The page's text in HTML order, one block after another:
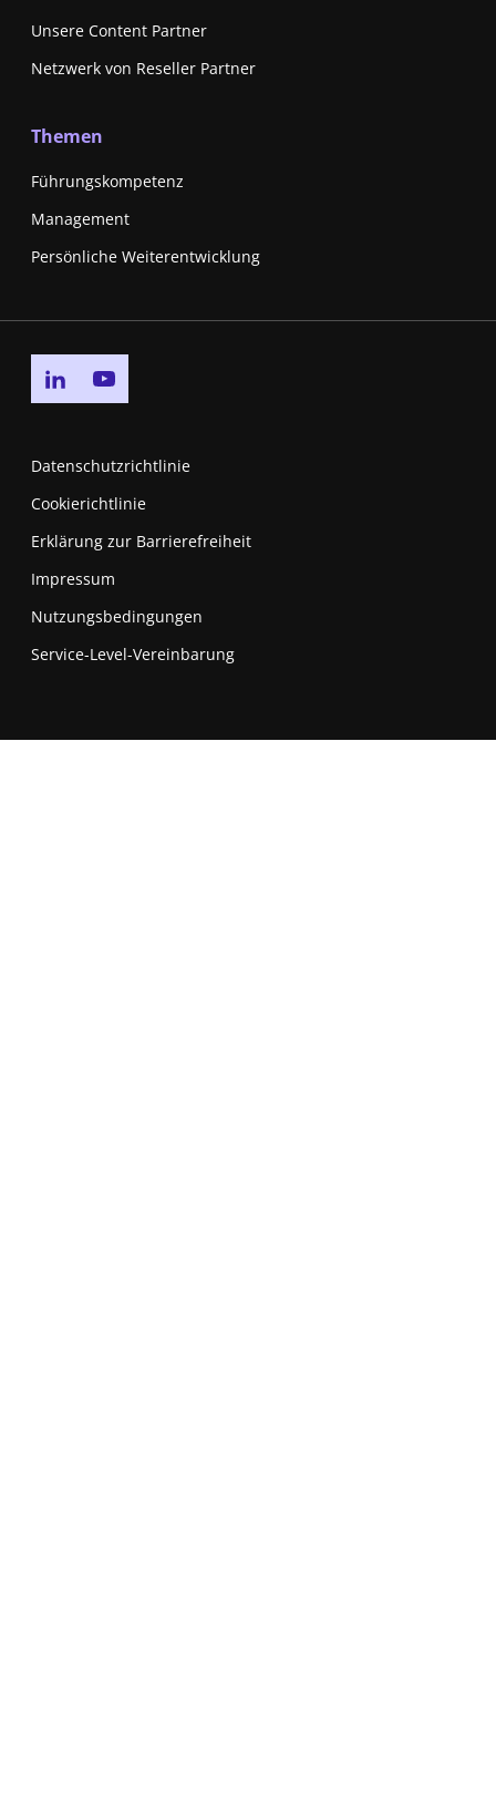
Unsere Content Partner
Netzwerk von Reseller Partner
Themen
Führungskompetenz
Management
Persönliche Weiterentwicklung
Go to linkedin page
Datenschutzrichtlinie
Cookierichtlinie
Erklärung zur Barrierefreiheit
Impressum
Nutzungsbedingungen
New window
Service-Level-Vereinbarung